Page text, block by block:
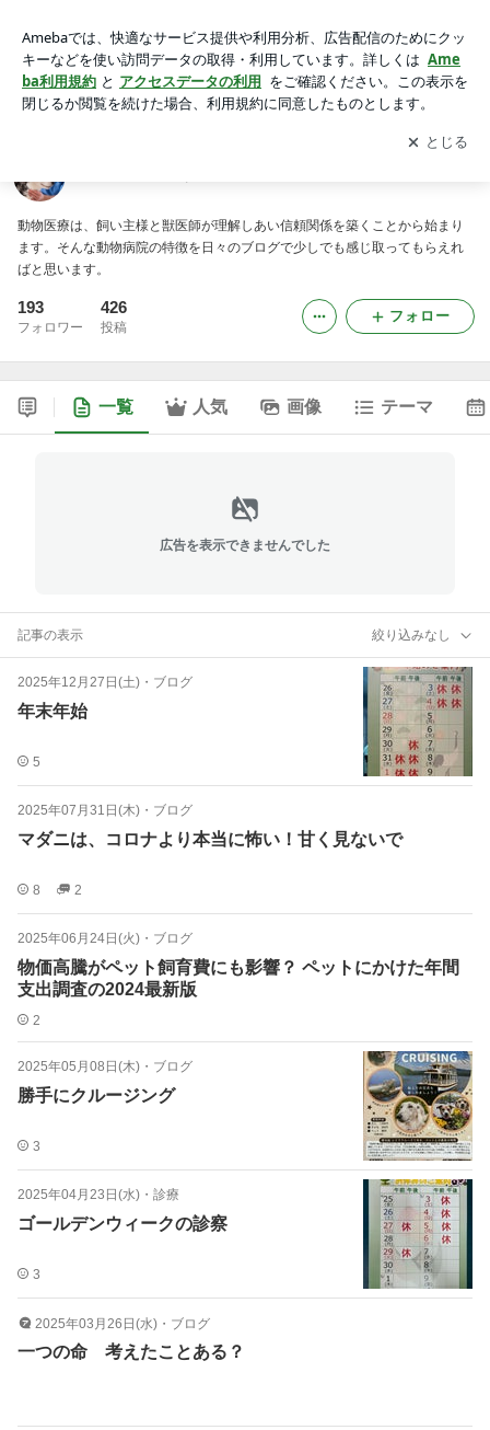
アプリをダウンロードして ブログの更新通知
を受け取りまし
ょう。
開く
動物医療は、飼い主様と獣医師が理解しあい信頼関係を築くことから始まり
ます。そんな動物病院の特徴を日々のブログで少しでも感じ取ってもらえれ
ばと思います。
193
フォロワー
426
投稿
フォロー
一覧 人気 画像 テーマ
広告を表示できませんでした
記事の表示 絞り込みなし
2025年12月27日(土) ・ ブログ
年末年始
5
2025年07月31日(木) ・ ブログ
マダニは、コロナより本当に怖い！甘く見ないで
8 2
2025年06月24日(火) ・ ブログ
物価高騰がペット飼育費にも影響？ ペットにかけた年間
支出調査の2024最新版
2
2025年05月08日(木) ・ ブログ
勝手にクルージング
3
2025年04月23日(水) ・ 診療
ゴールデンウィークの診察
3
2025年03月26日(水) ・ ブログ
一つの命 考えたことある？